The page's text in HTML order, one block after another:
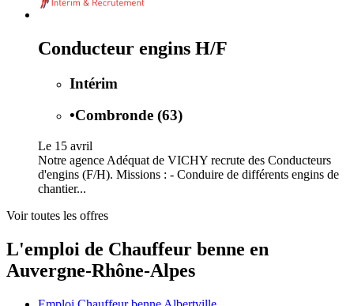
Conducteur engins H/F
Intérim
•Combronde (63)
Le 15 avril
Notre agence Adéquat de VICHY recrute des Conducteurs
d'engins (F/H). Missions : - Conduire de différents engins de
chantier...
Voir toutes les offres
L'emploi de Chauffeur benne en
Auvergne-Rhône-Alpes